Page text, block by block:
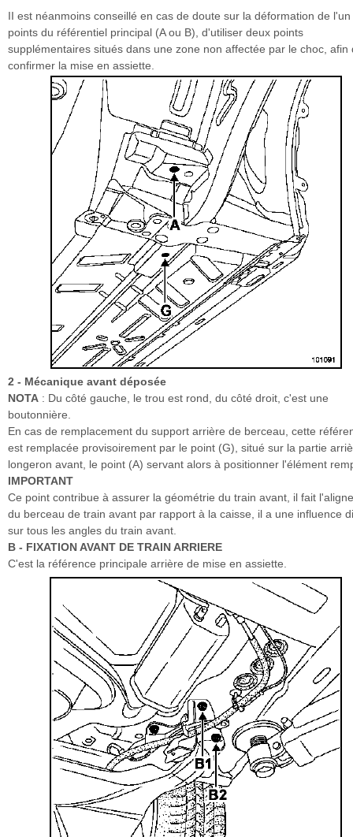
II est néanmoins conseillé en cas de doute sur la déformation de l'un
points du référentiel principal (A ou B), d'utiliser deux points
supplémentaires situés dans une zone non affectée par le choc, afin
confirmer la mise en assiette.
2 - Mécanique avant déposée
NOTA : Du côté gauche, le trou est rond, du côté droit, c'est une
boutonnière.
En cas de remplacement du support arrière de berceau, cette
est remplacée provisoirement par le point (G), situé sur la partie
longeron avant, le point (A) servant alors à positionner l'élément
IMPORTANT
Ce point contribue à assurer la géométrie du train avant, il fait
du berceau de train avant par rapport à la caisse, il a une influence
sur tous les angles du train avant.
B - FIXATION AVANT DE TRAIN ARRIERE
C'est la référence principale arrière de mise en assiette.